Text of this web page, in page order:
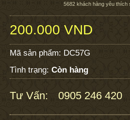
5682 khách hàng yêu thích
200.000 VND
Mã sản phẩm: DC57G
Tình trạng: Còn hàng
Tư Vấn: 0905 246 420